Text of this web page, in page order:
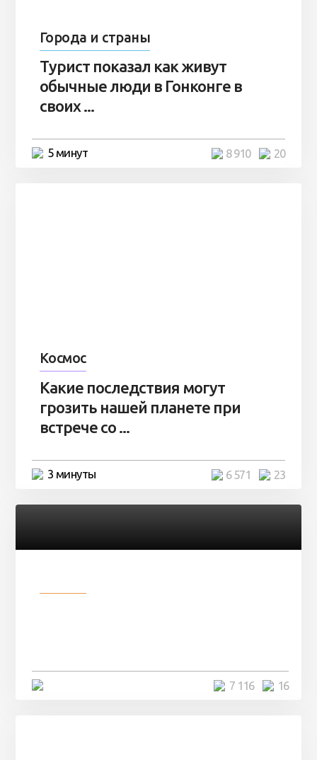
Города и страны
Турист показал как живут
обычные люди в Гонконге в
своих ...
5 минут 20
8 910
Космос
Какие последствия могут
грозить нашей планете при
встрече со ...
3 минуты 23
6 571
16
7 116